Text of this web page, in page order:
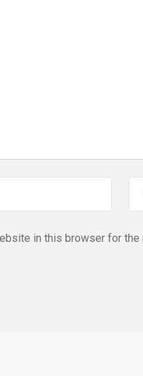
in this browser for